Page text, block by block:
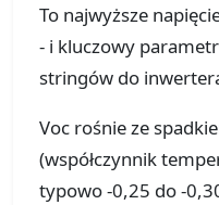
To najwyższe
- i kluczowy
stringów do
Voc rośnie ze
(współczynnik
typowo -0,25 do -